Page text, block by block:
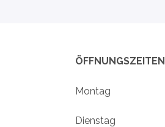
ÖFFNUNGSZEITEN
Montag
Dienstag